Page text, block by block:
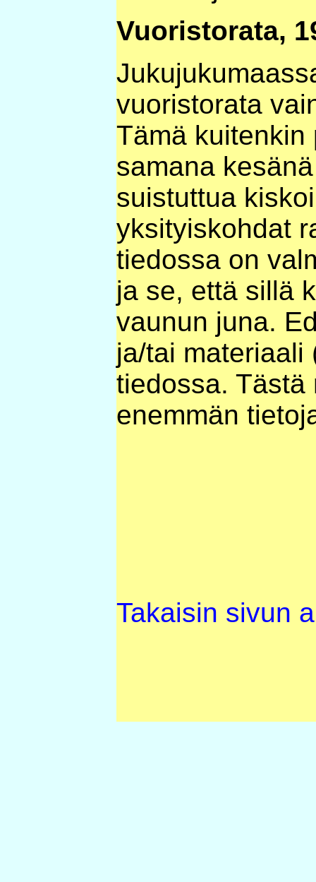
Vuoristorata,
vuoristorata
Tämä
samana
suistuttua
yksityiskohdat
tiedossa on
ja se, että sillä
vaunun juna.
ja/tai materiaali
tiedossa. Tästä
enemmän
Takaisin sivun